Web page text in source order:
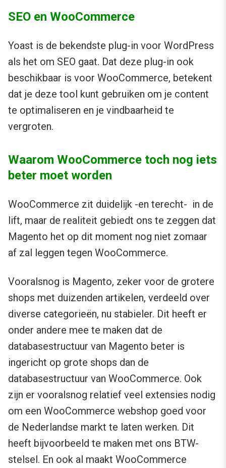
SEO en WooCommerce
Yoast is de bekendste plug-in voor WordPress
als het om SEO gaat. Dat deze plug-in ook
beschikbaar is voor WooCommerce, betekent
dat je deze tool kunt gebruiken om je content
te optimaliseren en je vindbaarheid te
vergroten.
Waarom WooCommerce toch nog iets
beter moet worden
WooCommerce zit duidelijk -en terecht- in de
lift, maar de realiteit gebiedt ons te zeggen dat
Magento het op dit moment nog niet zomaar
af zal leggen tegen WooCommerce.
Vooralsnog is Magento, zeker voor de grotere
shops met duizenden artikelen, verdeeld over
diverse categorieën, nu stabieler. Dit heeft er
onder andere mee te maken dat de
databasestructuur van Magento beter is
ingericht op grote shops dan de
databasestructuur van WooCommerce. Ook
zijn er vooralsnog relatief veel extensies nodig
om een WooCommerce webshop goed voor
de Nederlandse markt te laten werken. Dit
heeft bijvoorbeeld te maken met ons BTW-
stelsel. En ook al maakt WooCommerce